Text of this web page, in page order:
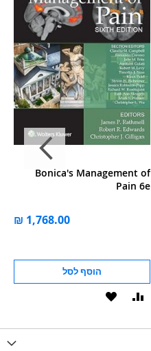
Bonica's Management of
Pain 6e
הוסף לסל
הוסף